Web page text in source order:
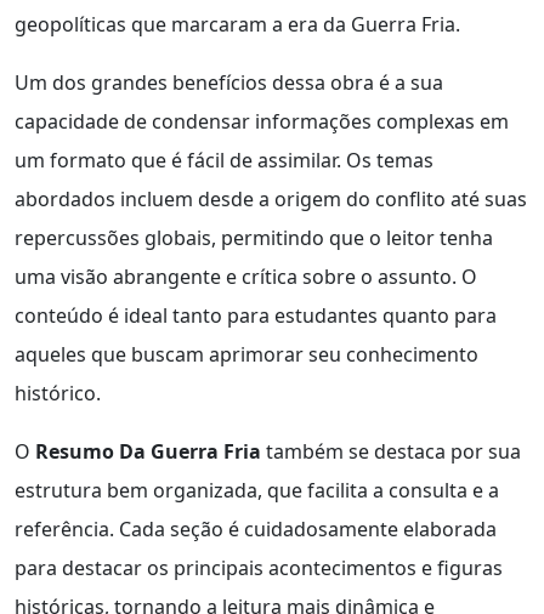
geopolíticas que marcaram a era da Guerra Fria.
Um dos grandes benefícios dessa obra é a sua
capacidade de condensar informações complexas em
um formato que é fácil de assimilar. Os temas
abordados incluem desde a origem do conflito até suas
repercussões globais, permitindo que o leitor tenha
uma visão abrangente e crítica sobre o assunto. O
conteúdo é ideal tanto para estudantes quanto para
aqueles que buscam aprimorar seu conhecimento
histórico.
O Resumo Da Guerra Fria também se destaca por sua
estrutura bem organizada, que facilita a consulta e a
referência. Cada seção é cuidadosamente elaborada
para destacar os principais acontecimentos e figuras
históricas, tornando a leitura mais dinâmica e